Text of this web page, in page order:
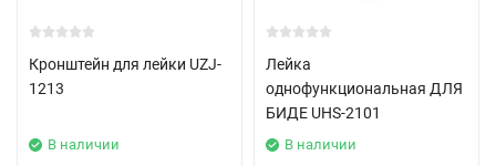
Кронштейн для лейки UZJ-
1213
В наличии
Лейка
однофункциональная ДЛЯ
БИДЕ UHS-2101
В наличии